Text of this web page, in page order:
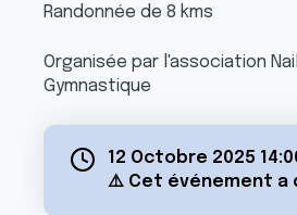
Randonnée de 8 kms
Organisée par l'association
Gymnastique
12 Octobre 2025
⚠️ Cet événement a